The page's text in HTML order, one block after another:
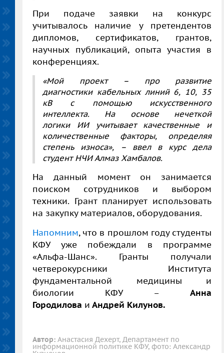
При подаче заявки на конкурс
учитывалось наличие у претендентов
дипломов, сертификатов, грантов,
научных публикаций, опыта участия в
конференциях.
«Мой проект – про развитие
диагностики кабельных линий 6, 10, 35
кВ с помощью искусственного
интеллекта. На основе нечеткой
логики ИИ учитывает качественные и
количественные факторы, определяя
степень износа», – ввел в курс дела
студент НЧИ Алмаз Хамбалов.
На данный момент он занимается
поиском сотрудников и выбором
техники. Грант планирует использовать
на закупку материалов, оборудования.
Напомним, что в прошлом году студенты
КФУ уже побеждали в программе
«Альфа-Шанс». Гранты получали
четверокурсники Института
фундаментальной медицины и
биологии КФУ – Анна
Городилова и Андрей Килунов.
Автор: Анастасия Дехерт, Департамент по
информационной политике КФУ, фото: Александр